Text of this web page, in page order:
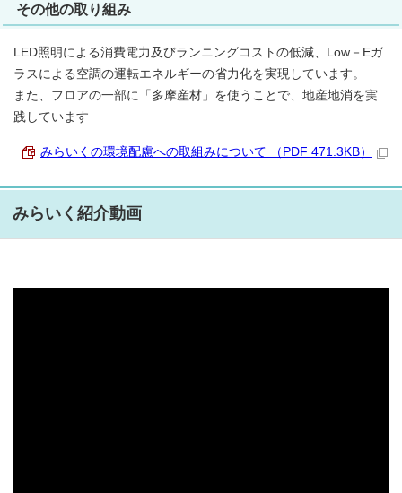
その他の取り組み
LED照明による消費電力及びランニングコストの低減、Low－Eガ
ラスによる空調の運転エネルギーの省力化を実現しています。
また、フロアの一部に「多摩産材」を使うことで、地産地消を実
践しています
みらいくの環境配慮への取組みについて （PDF 471.3KB）
みらいく紹介動画